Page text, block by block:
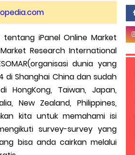
iPanel Online Market
Research International
dunia yang
di Shanghai China dan sudah
Taiwan, Japan,
New Zealand, Philippines,
kita untuk memahami isi
survey-survey yang
bisa anda cairkan melalui